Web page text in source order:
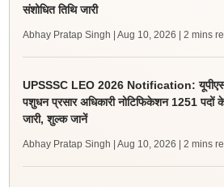
संशोधित तिथि जारी
Abhay Pratap Singh | Aug 10, 2026 | 2 mins
UPSSSC LEO 2026 Notification:
पशुधन प्रसार अधिकारी नोटिफिकेशन 1251 पदों
जारी, शुल्क जानें
Abhay Pratap Singh | Aug 10, 2026 | 2 mins